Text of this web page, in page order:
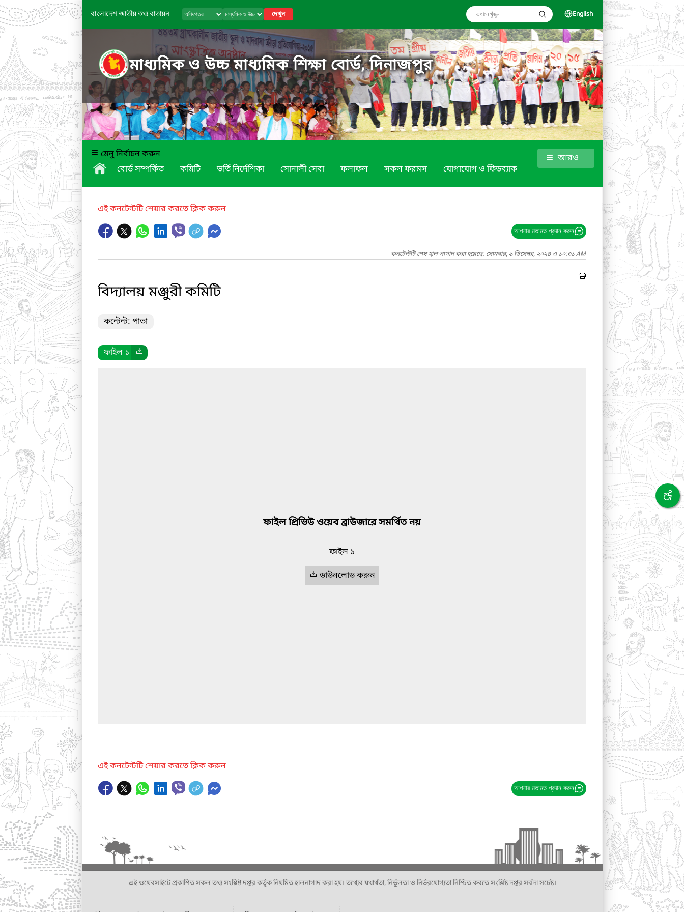
বাংলাদেশ জাতীয় তথ্য বাতায়ন দেখুন English
মাধ্যমিক ও উচ্চ মাধ্যমিক শিক্ষা বোর্ড, দিনাজপুর
মেনু নির্বাচন করুন
বোর্ড সম্পর্কিত
কমিটি ভর্তি নির্দেশিকা সোনালী সেবা ফলাফল সকল ফরমস যোগাযোগ ও ফিডব্যাক
আরও
এই কনটেন্টটি শেয়ার করতে ক্লিক করুন
আপনার মতামত প্রদান করুন
কনটেন্টটি শেষ হাল-নাগাদ করা হয়েছে: সোমবার, ৯ ডিসেম্বর, ২০২৪ এ ১০:৩১ AM
বিদ্যালয় মঞ্জুরী কমিটি
কন্টেন্ট: পাতা
ফাইল ১
ফাইল প্রিভিউ ওয়েব ব্রাউজারে সমর্থিত নয়
ফাইল ১
ডাউনলোড করুন
এই কনটেন্টটি শেয়ার করতে ক্লিক করুন
আপনার মতামত প্রদান করুন
এই ওয়েবসাইটে প্রকাশিত সকল তথ্য সংশ্লিষ্ট দপ্তর কর্তৃক নিয়মিত হালনাগাদ করা হয়। তথ্যের যথার্থতা, নির্ভুলতা ও নির্ভরযোগ্যতা নিশ্চিত করতে সংশ্লিষ্ট দপ্তর সর্বদা সচেষ্ট।